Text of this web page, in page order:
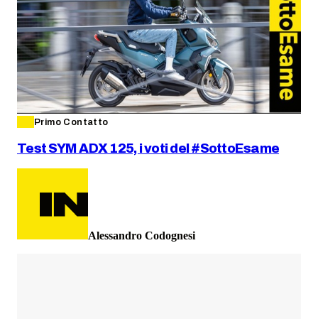
Primo Contatto
Test SYM ADX 125, i voti del #SottoEsame
Alessandro Codognesi